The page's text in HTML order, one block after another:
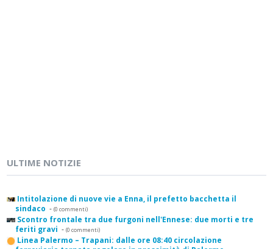
ULTIME NOTIZIE
Intitolazione di nuove vie a Enna, il prefetto bacchetta il
sindaco - (0 commenti)
Scontro frontale tra due furgoni nell'Ennese: due morti e tre
feriti gravi - (0 commenti)
Linea Palermo – Trapani: dalle ore 08:40 circolazione